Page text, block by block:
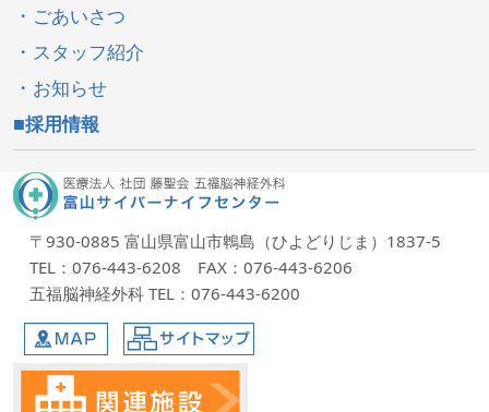
ごあいさつ
スタッフ紹介
お知らせ
採用情報
〒930-0885 富山県富山市鵯島（ひよどりじま）1837-5
TEL：076-443-6208 FAX：076-443-6206
五福脳神経外科 TEL：076-443-6200
MAP